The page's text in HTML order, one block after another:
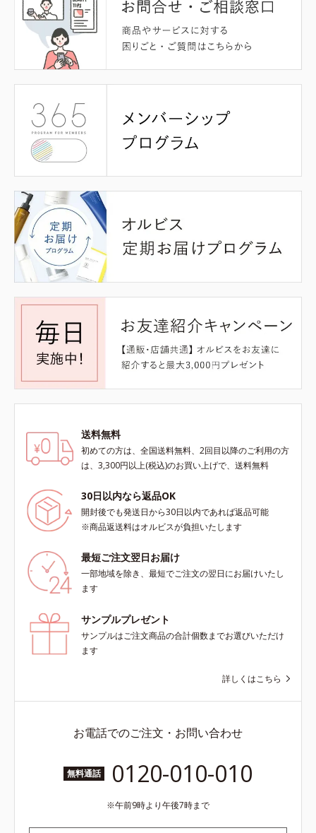
送料無料
初めての方は、全国送料無料、2回目以降のご利用の方
は、3,300円以上(税込)のお買い上げで、送料無料
30日以内なら返品OK
開封後でも発送日から30日以内であれば返品可能
※商品返送料はオルビスが負担いたします
最短ご注文翌日お届け
一部地域を除き、最短でご注文の翌日にお届けいたし
ます
サンプルプレゼント
サンプルはご注文商品の合計個数までお選びいただけ
ます
詳しくはこちら
お電話でのご注文・お問い合わせ
無料通話 0120-010-010
午前9時より午後7時まで